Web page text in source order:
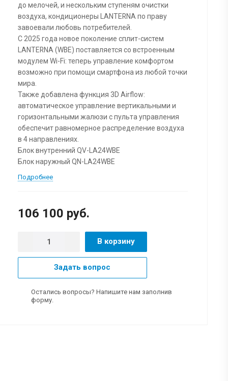
до мелочей, и нескольким ступеням очистки
воздуха, кондиционеры LANTERNA по праву
завоевали любовь потребителей.
С 2025 года новое поколение сплит-систем
LANTERNA (WBE) поставляется со встроенным
модулем Wi-Fi: теперь управление комфортом
возможно при помощи смартфона из любой точки
мира.
Также добавлена функция 3D Airflow:
автоматическое управление вертикальными и
горизонтальными жалюзи с пульта управления
обеспечит равномерное распределение воздуха
в 4 направлениях.
Блок внутренний QV-LA24WBE
Блок наружный QN-LA24WBE
Подробнее
106 100 руб.
В корзину
Задать вопрос
Остались вопросы? Напишите нам заполнив
форму.